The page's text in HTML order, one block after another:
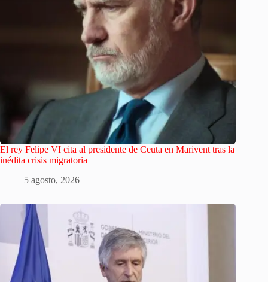
El rey Felipe VI cita al presidente de Ceuta en Marivent tras la
inédita crisis migratoria
5 agosto, 2026